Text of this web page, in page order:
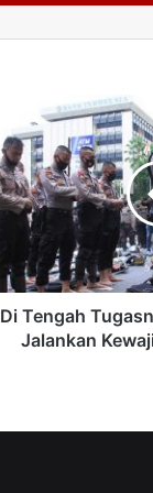
Di Tengah
Jalankan